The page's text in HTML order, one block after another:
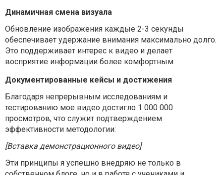
Динамичная смена визуала
Обновление изображения каждые 2-3 секунды
обеспечивает удержание внимания максимально долго.
Это поддерживает интерес к видео и делает
восприятие информации более комфортным.
Документированные кейсы и достижения
Благодаря непрерывным исследованиям и
тестированию мое видео достигло 1 000 000
просмотров, что служит подтверждением
эффективности методологии:
[Вставка демонстрационного видео]
Эти принципы я успешно внедряю не только в